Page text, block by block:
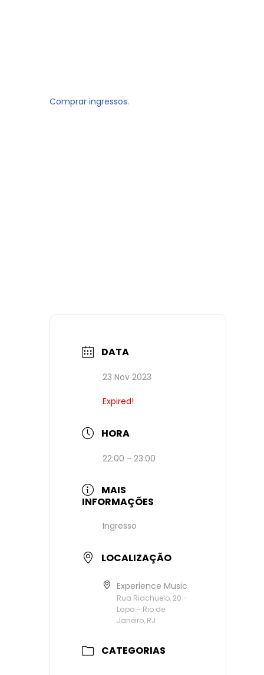
Comprar ingressos.
DATA
23 Nov 2023
Expired!
HORA
22:00 - 23:00
MAIS
INFORMAÇÕES
Ingresso
LOCALIZAÇÃO
Experience Music
Rua Riachuelo, 20 -
Lapa - Rio de
Janeiro, RJ
CATEGORIAS